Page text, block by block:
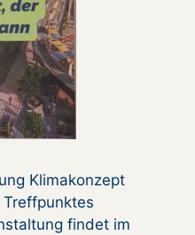
Klimakonzept
findet im